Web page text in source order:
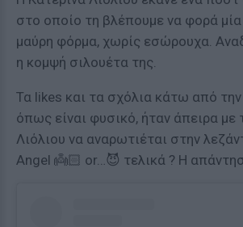
στο οποίο τη βλέπουμε να φορά
μαύρη φόρμα, χωρίς εσώρουχα.
η κομψή σιλουέτα της.
Τα likes και τα σχόλια κάτω από
όπως είναι φυσικό, ήταν άπειρα με
Λιόλιου να αναρωτιέται στην
Angel 👼🏻 or…😈 τελικά ? Η